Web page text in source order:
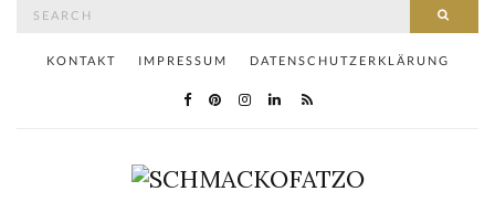
KONTAKT IMPRESSUM DATENSCHUTZERKLÄRUNG